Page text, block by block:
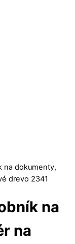
na dokumenty,
drevo 2341
na
na